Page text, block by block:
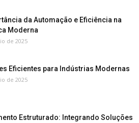
da Automação e Eficiência na
Moderna
de 2025
Eficientes para Indústrias Modernas
de 2025
Estruturado: Integrando Soluções